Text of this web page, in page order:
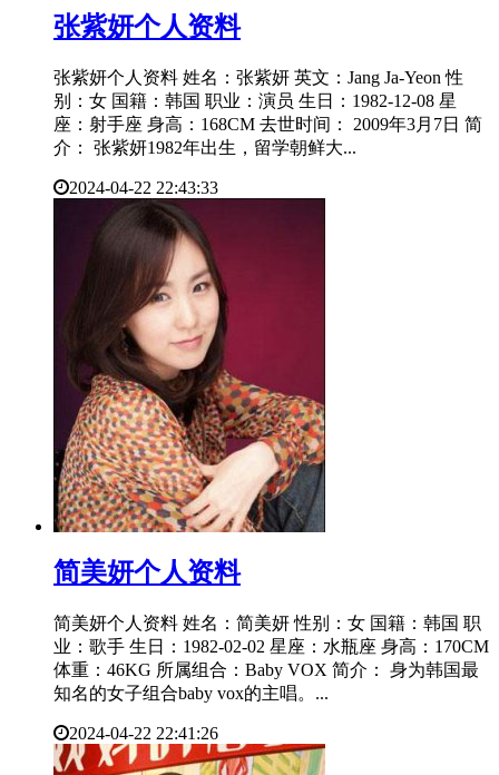
​张紫妍个人资料
张紫妍个人资料 姓名：张紫妍 英文：Jang Ja-Yeon 性
别：女 国籍：韩国 职业：演员 生日：1982-12-08 星
座：射手座 身高：168CM 去世时间： 2009年3月7日 简
介： 张紫妍1982年出生，留学朝鲜大...
2024-04-22 22:43:33
​简美妍个人资料
简美妍个人资料 姓名：简美妍 性别：女 国籍：韩国 职
业：歌手 生日：1982-02-02 星座：水瓶座 身高：170CM
体重：46KG 所属组合：Baby VOX 简介： 身为韩国最
知名的女子组合baby vox的主唱。...
2024-04-22 22:41:26